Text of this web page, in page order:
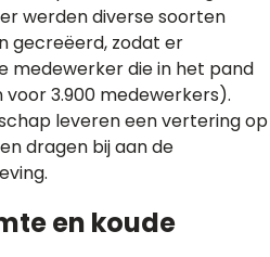
werden diverse soorten
gecreëerd, zodat er
medewerker die in het pand
3.900 medewerkers).
leveren een vertering op
dragen bij aan de
en koude